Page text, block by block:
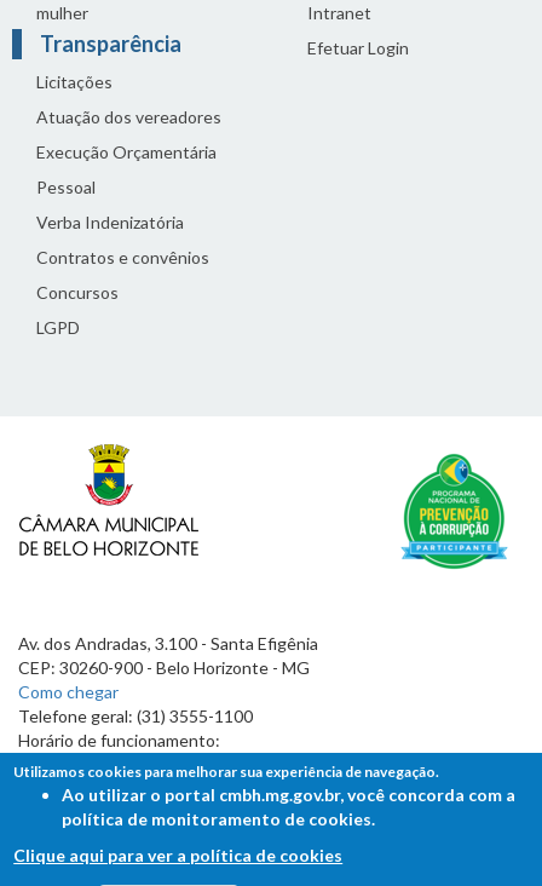
mulher
Transparência
Licitações
Atuação dos vereadores
Execução Orçamentária
Pessoal
Verba Indenizatória
Contratos e convênios
Concursos
LGPD
Intranet
Efetuar Login
Av. dos Andradas, 3.100 - Santa Efigênia
CEP: 30260-900 - Belo Horizonte - MG
Como chegar
Telefone geral: (31) 3555-1100
Horário de funcionamento:
7h às 19h
Utilizamos cookies para melhorar sua experiência de navegação.
Ao utilizar o portal cmbh.mg.gov.br, você concorda com a
política de monitoramento de cookies.
Clique aqui para ver a política de cookies